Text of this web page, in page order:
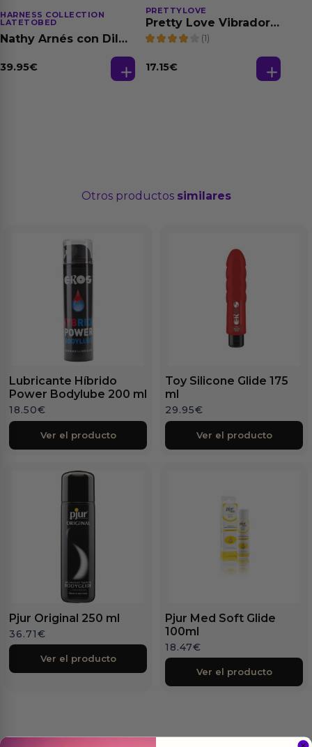
HARNESS COLLECTION
LATETOBED
Nathy Arnés con Dildo
39.95€
PRETTYLOVE
Pretty Love Vibrador
Snappy Color Púrpura
(1)
17.15€
Otros productos similares
Lubricante Híbrido
Power Bodylube 200 ml
18.50€
Ver el producto
Toy Silicone Glide 175
ml
29.95€
Ver el producto
Pjur Original 250 ml
36.71€
Ver el producto
Pjur Med Soft Glide
100ml
18.47€
Ver el producto